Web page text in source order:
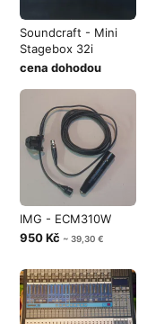
Soundcraft - Mini
Stagebox 32i
cena dohodou
IMG - ECM310W
950 Kč ~ 39,30 €